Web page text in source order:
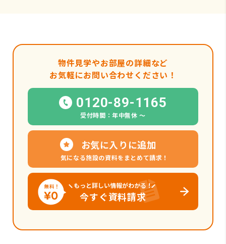
物件見学やお部屋の詳細など
お気軽にお問い合わせください！
0120-89-1165
受付時間：年中無休 〜
お気に入りに追加
気になる施設の資料をまとめて請求！
もっと詳しい情報がわかる！
今すぐ資料請求